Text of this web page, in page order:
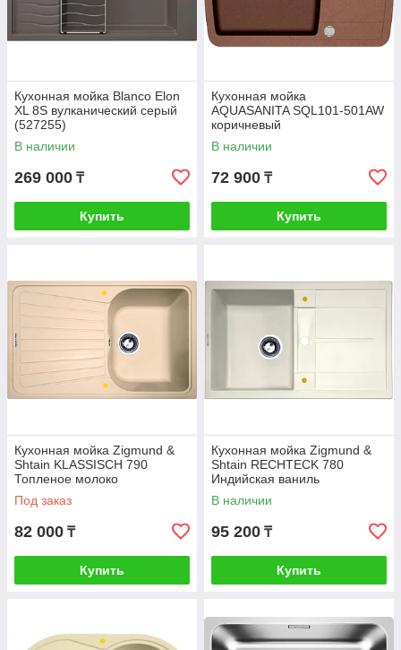
Кухонная мойка Blanco Elon
XL 8S вулканический серый
(527255)
В наличии
269 000 ₸
Купить
Кухонная мойка
AQUASANITA SQL101-501AW
коричневый
В наличии
72 900 ₸
Купить
Кухонная мойка Zigmund &
Shtain KLASSISCH 790
Топленое молоко
Под заказ
82 000 ₸
Купить
Кухонная мойка Zigmund &
Shtain RECHTECK 780
Индийская ваниль
В наличии
95 200 ₸
Купить